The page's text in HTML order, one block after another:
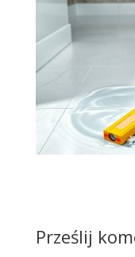
Prześlij